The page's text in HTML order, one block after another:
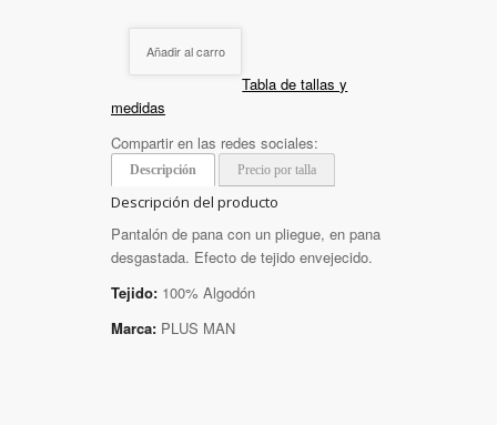
Añadir al carro
Tabla de tallas y
medidas
Compartir en las redes sociales:
Descripción Precio por talla
Descripción del producto
Pantalón de pana con un pliegue, en pana
desgastada. Efecto de tejido envejecido.
Tejido: 100% Algodón
Marca: PLUS MAN